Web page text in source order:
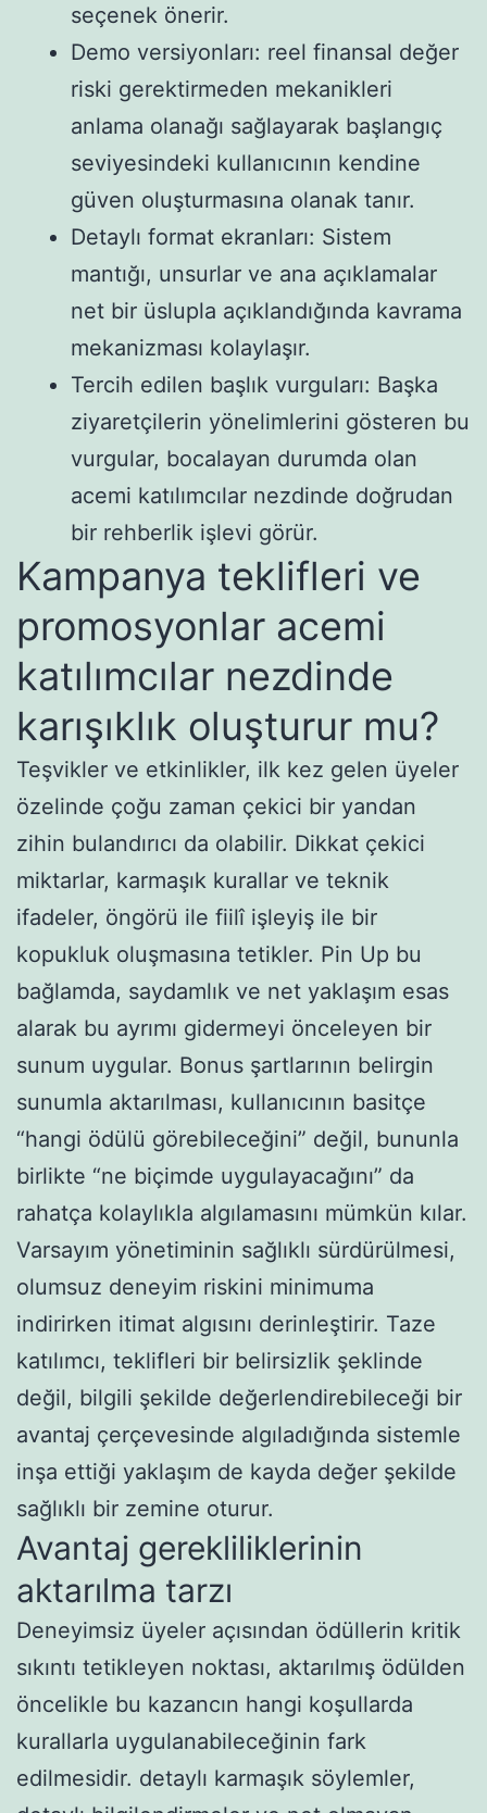
seçenek önerir.
Demo versiyonları: reel finansal değer
riski gerektirmeden mekanikleri
anlama olanağı sağlayarak başlangıç
seviyesindeki kullanıcının kendine
güven oluşturmasına olanak tanır.
Detaylı format ekranları: Sistem
mantığı, unsurlar ve ana açıklamalar
net bir üslupla açıklandığında kavrama
mekanizması kolaylaşır.
Tercih edilen başlık vurguları: Başka
ziyaretçilerin yönelimlerini gösteren bu
vurgular, bocalayan durumda olan
acemi katılımcılar nezdinde doğrudan
bir rehberlik işlevi görür.
Kampanya teklifleri ve
promosyonlar acemi
katılımcılar nezdinde
karışıklık oluşturur mu?
Teşvikler ve etkinlikler, ilk kez gelen üyeler
özelinde çoğu zaman çekici bir yandan
zihin bulandırıcı da olabilir. Dikkat çekici
miktarlar, karmaşık kurallar ve teknik
ifadeler, öngörü ile fiilî işleyiş ile bir
kopukluk oluşmasına tetikler. Pin Up bu
bağlamda, saydamlık ve net yaklaşım esas
alarak bu ayrımı gidermeyi önceleyen bir
sunum uygular. Bonus şartlarının belirgin
sunumla aktarılması, kullanıcının basitçe
“hangi ödülü görebileceğini” değil, bununla
birlikte “ne biçimde uygulayacağını” da
rahatça kolaylıkla algılamasını mümkün kılar.
Varsayım yönetiminin sağlıklı sürdürülmesi,
olumsuz deneyim riskini minimuma
indirirken itimat algısını derinleştirir. Taze
katılımcı, teklifleri bir belirsizlik şeklinde
değil, bilgili şekilde değerlendirebileceği bir
avantaj çerçevesinde algıladığında sistemle
inşa ettiği yaklaşım de kayda değer şekilde
sağlıklı bir zemine oturur.
Avantaj gerekliliklerinin
aktarılma tarzı
Deneyimsiz üyeler açısından ödüllerin kritik
sıkıntı tetikleyen noktası, aktarılmış ödülden
öncelikle bu kazancın hangi koşullarda
kurallarla uygulanabileceğinin fark
edilmesidir. detaylı karmaşık söylemler,